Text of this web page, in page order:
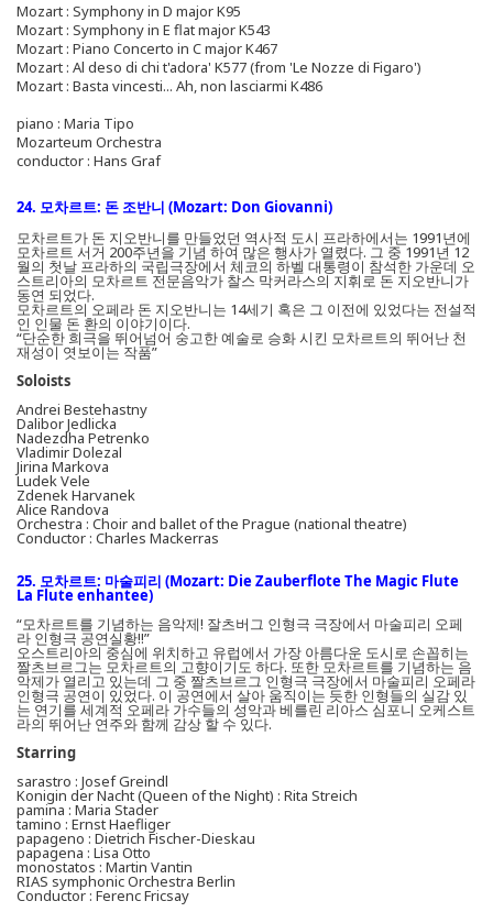
Mozart : Symphony in D major K95
Mozart : Symphony in E flat major K543
Mozart : Piano Concerto in C major K467
Mozart : Al deso di chi t'adora' K577 (from 'Le Nozze di Figaro')
Mozart : Basta vincesti... Ah, non lasciarmi K486
piano : Maria Tipo
Mozarteum Orchestra
conductor : Hans Graf
24. 모차르트: 돈 조반니 (Mozart: Don Giovanni)
모차르트가 돈 지오반니를 만들었던 역사적 도시 프라하에서는 1991년에
모차르트 서거 200주년을 기념 하여 많은 행사가 열렸다. 그 중 1991년 12
월의 첫날 프라하의 국립극장에서 체코의 하벨 대통령이 참석한 가운데 오
스트리아의 모차르트 전문음악가 찰스 막커라스의 지휘로 돈 지오반니가
동연 되었다.
모차르트의 오페라 돈 지오반니는 14세기 혹은 그 이전에 있었다는 전설적
인 인물 돈 환의 이야기이다.
“단순한 희극을 뛰어넘어 숭고한 예술로 승화 시킨 모차르트의 뛰어난 천
재성이 엿보이는 작품”
Soloists
Andrei Bestehastny
Dalibor Jedlicka
Nadezdha Petrenko
Vladimir Dolezal
Jirina Markova
Ludek Vele
Zdenek Harvanek
Alice Randova
Orchestra : Choir and ballet of the Prague (national theatre)
Conductor : Charles Mackerras
25. 모차르트: 마술피리 (Mozart: Die Zauberflote The Magic Flute
La Flute enhantee)
“모차르트를 기념하는 음악제! 잘츠버그 인형극 극장에서 마술피리 오페
라 인형극 공연실황!!”
오스트리아의 중심에 위치하고 유럽에서 가장 아름다운 도시로 손꼽히는
짤츠브르그는 모차르트의 고향이기도 하다. 또한 모차르트를 기념하는 음
악제가 열리고 있는데 그 중 짤츠브르그 인형극 극장에서 마술피리 오페라
인형극 공연이 있었다. 이 공연에서 살아 움직이는 듯한 인형들의 실감 있
는 연기를 세계적 오페라 가수들의 성악과 베를린 리아스 심포니 오케스트
라의 뛰어난 연주와 함께 감상 할 수 있다.
Starring
sarastro : Josef Greindl
Konigin der Nacht (Queen of the Night) : Rita Streich
pamina : Maria Stader
tamino : Ernst Haefliger
papageno : Dietrich Fischer-Dieskau
papagena : Lisa Otto
monostatos : Martin Vantin
RIAS symphonic Orchestra Berlin
Conductor : Ferenc Fricsay